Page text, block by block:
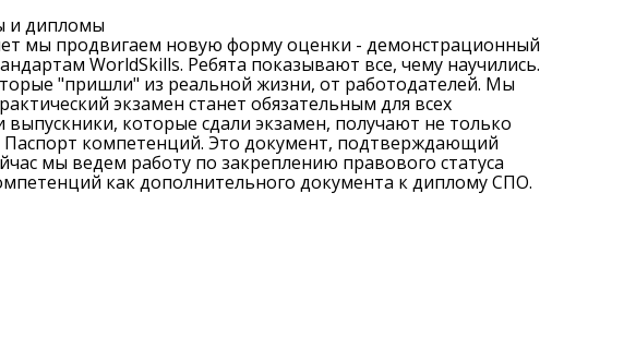
и дипломы
мы продвигаем новую форму оценки - демонстрационный
WorldSkills. Ребята показывают все, чему научились.
"пришли" из реальной жизни, от работодателей. Мы
экзамен станет обязательным для всех
которые сдали экзамен, получают не только
компетенций. Это документ, подтверждающий
мы ведем работу по закреплению правового статуса
как дополнительного документа к диплому СПО.